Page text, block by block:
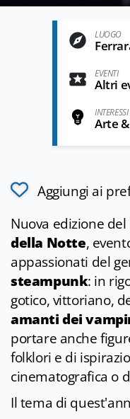
LUOGO
EVENTI
Altri
INTERESSI
Arte
Aggiungi ai
Nuova edizione del
della Notte,
appassionati del
steampunk: in
gotico, vittoriano,
amanti dei
portare anche
folklori e di
cinematografica o
Il tema di